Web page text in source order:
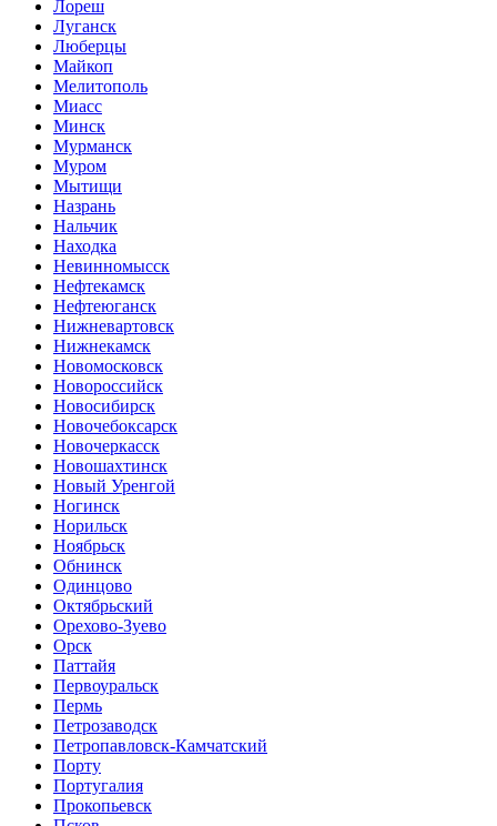
Лореш
Луганск
Люберцы
Майкоп
Мелитополь
Миасс
Минск
Мурманск
Муром
Мытищи
Назрань
Нальчик
Находка
Невинномысск
Нефтекамск
Нефтеюганск
Нижневартовск
Нижнекамск
Новомосковск
Новороссийск
Новосибирск
Новочебоксарск
Новочеркасск
Новошахтинск
Новый Уренгой
Ногинск
Норильск
Ноябрьск
Обнинск
Одинцово
Октябрьский
Орехово-Зуево
Орск
Паттайя
Первоуральск
Пермь
Петрозаводск
Петропавловск-Камчатский
Порту
Португалия
Прокопьевск